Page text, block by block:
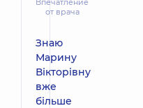
от врача
Знаю
Марину
Вікторівну
вже
більше